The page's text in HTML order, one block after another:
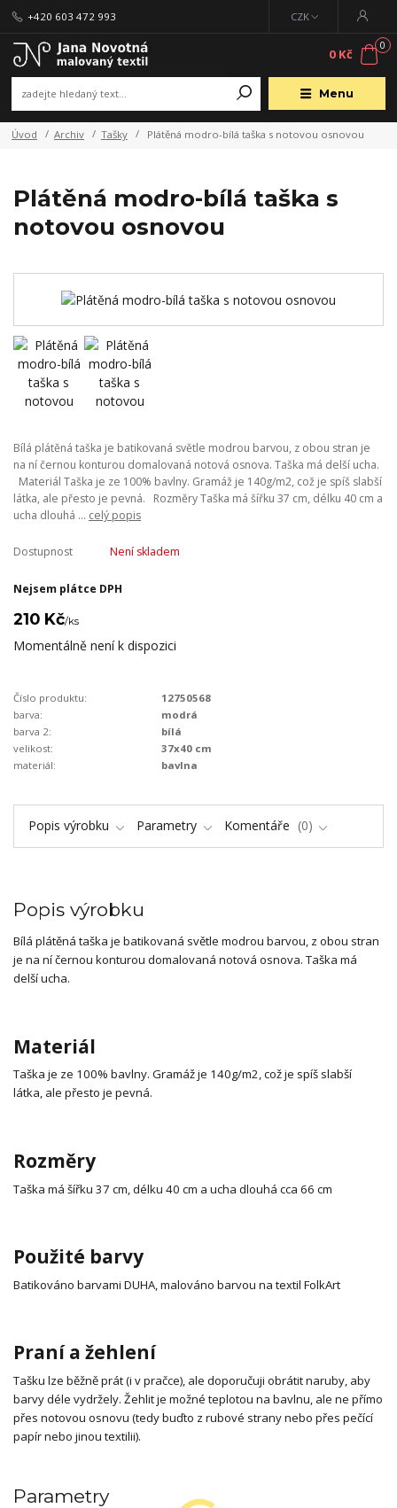
Menu
CZK
+420 603 472 993
0
0 Kč
Úvod Archiv Tašky Plátěná modro-bílá taška s notovou osnovou
Plátěná modro-bílá taška s
notovou osnovou
Bílá plátěná taška je batikovaná světle modrou barvou, z obou stran je
na ní černou konturou domalovaná notová osnova. Taška má delší ucha.
Materiál Taška je ze 100% bavlny. Gramáž je 140g/m2, což je spíš slabší
látka, ale přesto je pevná. Rozměry Taška má šířku 37 cm, délku 40 cm a
ucha dlouhá ... celý popis
Dostupnost Není skladem
Nejsem plátce DPH
210 Kč/ks
Momentálně není k dispozici
Číslo produktu:
12750568
barva:
modrá
barva 2:
bílá
velikost:
37x40 cm
materiál:
bavlna
Popis výrobku Parametry Komentáře 0
Popis výrobku
Bílá plátěná taška je batikovaná světle modrou barvou, z obou stran
je na ní černou konturou domalovaná notová osnova. Taška má
delší ucha.
Materiál
Taška je ze 100% bavlny. Gramáž je 140g/m2, což je spíš slabší
látka, ale přesto je pevná.
Rozměry
Taška má šířku 37 cm, délku 40 cm a ucha dlouhá cca 66 cm
Použité barvy
Batikováno barvami DUHA, malováno barvou na textil FolkArt
Praní a žehlení
Tašku lze běžně prát (i v pračce), ale doporučuji obrátit naruby, aby
barvy déle vydržely. Žehlit je možné teplotou na bavlnu, ale ne přímo
přes notovou osnovu (tedy buďto z rubové strany nebo přes pečící
papír nebo jinou textilii).
Parametry